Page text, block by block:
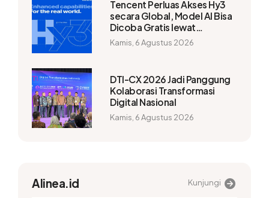
Tencent Perluas Akses Hy3
secara Global, Model AI Bisa
Dicoba Gratis lewat
WorkBuddy
Kamis, 6 Agustus 2026
DTI-CX 2026 Jadi Panggung
Kolaborasi Transformasi
Digital Nasional
Kamis, 6 Agustus 2026
Alinea.id Kunjungi